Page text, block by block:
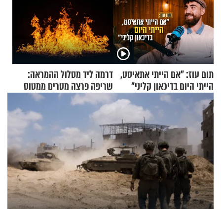
תום עוז: "אם הייתי אתאיסט,
הייתי היום בדיכאון קליני"
דרמה ליד מסלול ההמראה:
שריפה פרצה מטרים ממטוס
מלא בנוסעים